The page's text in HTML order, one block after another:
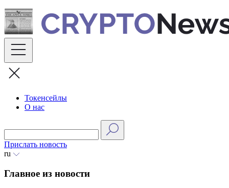
Skip
to
content
Токенсейлы
О нас
Прислать новость
ru
Главное из новости